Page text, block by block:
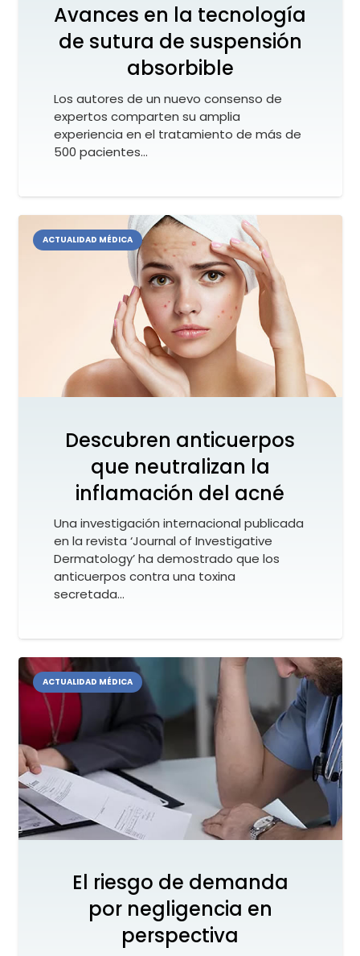
Avances en la tecnología
de sutura de suspensión
absorbible
Los autores de un nuevo consenso de
expertos comparten su amplia
experiencia en el tratamiento de más de
500 pacientes…
ACTUALIDAD MÉDICA
Descubren anticuerpos
que neutralizan la
inflamación del acné
Una investigación internacional publicada
en la revista ‘Journal of Investigative
Dermatology’ ha demostrado que los
anticuerpos contra una toxina
secretada…
ACTUALIDAD MÉDICA
El riesgo de demanda
por negligencia en
perspectiva